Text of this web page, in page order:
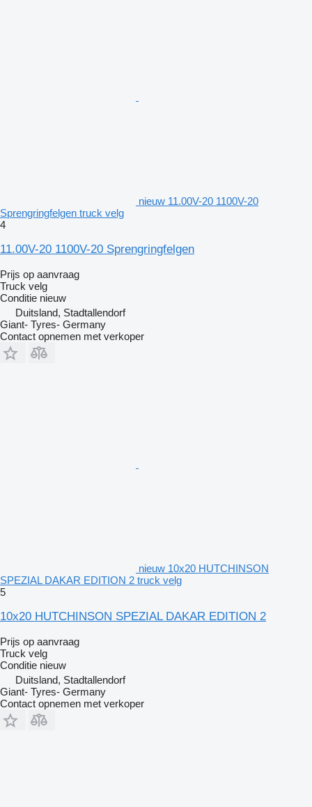
nieuw 11.00V-20 1100V-20
Sprengringfelgen truck velg
4
11.00V-20 1100V-20 Sprengringfelgen
Prijs op aanvraag
Truck velg
Conditie nieuw
Duitsland, Stadtallendorf
Giant- Tyres- Germany
Contact opnemen met verkoper
nieuw 10x20 HUTCHINSON
SPEZIAL DAKAR EDITION 2 truck velg
5
10x20 HUTCHINSON SPEZIAL DAKAR EDITION 2
Prijs op aanvraag
Truck velg
Conditie nieuw
Duitsland, Stadtallendorf
Giant- Tyres- Germany
Contact opnemen met verkoper